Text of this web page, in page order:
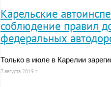
Карельские
соблюдение правил
федеральных
Только в июле в Карелии
7 августа 2019 г.